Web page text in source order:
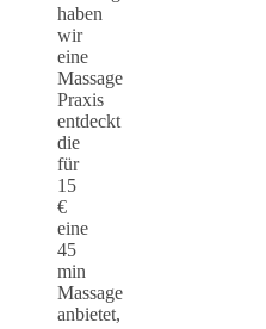
haben
wir
eine
Massage
Praxis
entdeckt
die
für
15
€
eine
45
min
Massage
anbietet,